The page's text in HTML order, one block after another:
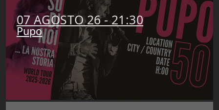
07 AGOSTO 26 - 21:30
Pupo
APRI SCHEDA